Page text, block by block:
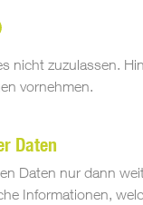
nicht zuzulassen.
vornehmen.
Daten
Daten nur dann
Informationen,